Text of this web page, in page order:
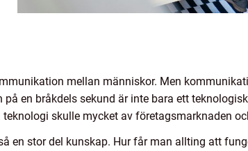
mellan människor. Men
på en bråkdels sekund är inte bara ett
skulle mycket av företagsmarknaden
en stor del kunskap. Hur får man allting att